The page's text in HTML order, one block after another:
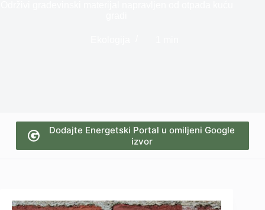
Dodajte Energetski Portal u omiljeni Google
izvor